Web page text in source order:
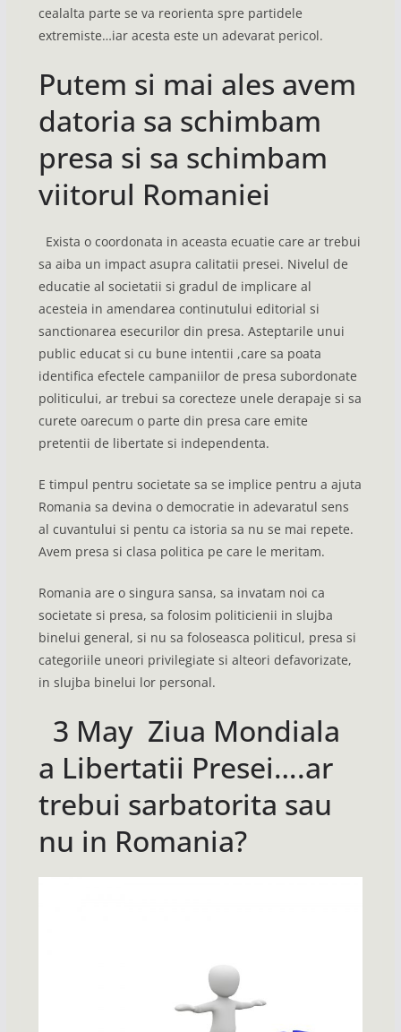
cealalta parte se va reorienta spre partidele
extremiste…iar acesta este un adevarat pericol.
Putem si mai ales avem
datoria sa schimbam
presa si sa schimbam
viitorul Romaniei
Exista o coordonata in aceasta ecuatie care ar trebui
sa aiba un impact asupra calitatii presei. Nivelul de
educatie al societatii si gradul de implicare al
acesteia in amendarea continutului editorial si
sanctionarea esecurilor din presa. Asteptarile unui
public educat si cu bune intentii ,care sa poata
identifica efectele campaniilor de presa subordonate
politicului, ar trebui sa corecteze unele derapaje si sa
curete oarecum o parte din presa care emite
pretentii de libertate si independenta.
E timpul pentru societate sa se implice pentru a ajuta
Romania sa devina o democratie in adevaratul sens
al cuvantului si pentu ca istoria sa nu se mai repete.
Avem presa si clasa politica pe care le meritam.
Romania are o singura sansa, sa invatam noi ca
societate si presa, sa folosim politicienii in slujba
binelui general, si nu sa foloseasca politicul, presa si
categoriile uneori privilegiate si alteori defavorizate,
in slujba binelui lor personal.
3 May Ziua Mondiala
a Libertatii Presei….ar
trebui sarbatorita sau
nu in Romania?